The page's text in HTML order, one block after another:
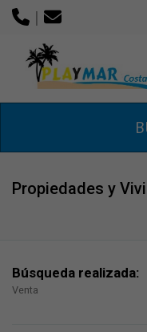
|
Propiedades y
Búsqueda realizada:
Venta